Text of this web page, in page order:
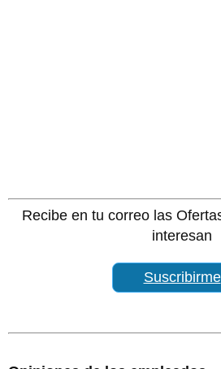
Recibe en tu correo las
interesan
Suscribirme